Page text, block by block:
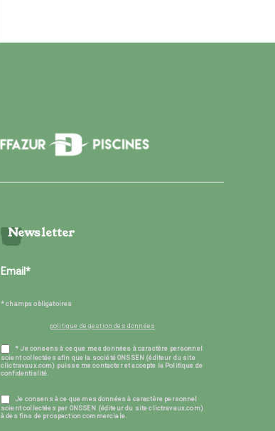
Newsletter
* champs obligatoires
politique de gestion des données
* Je consens à ce que mes données à caractère personnel
soient collectées afin que la société ONSSEN (éditeur du site
clictravaux.com) puisse me contacter et accepte la Politique de
confidentialité.
Je consens à ce que mes données à caractère personnel
soient collectées par ONSSEN (éditeur du site clictravaux.com)
à des fins de prospection commerciale.